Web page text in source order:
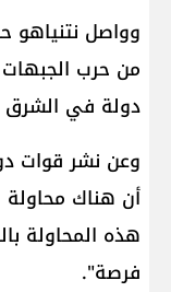
وواصل نتنياهو
من حرب
دولة في الشرق
وعن نشر قوات
أن هناك
هذه المحاولة
فرصة".